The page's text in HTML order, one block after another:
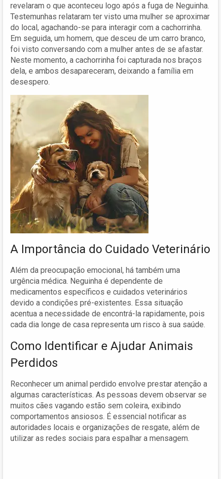
revelaram o que aconteceu logo após a fuga de Neguinha.
Testemunhas relataram ter visto uma mulher se aproximar
do local, agachando-se para interagir com a cachorrinha.
Em seguida, um homem, que desceu de um carro branco,
foi visto conversando com a mulher antes de se afastar.
Neste momento, a cachorrinha foi capturada nos braços
dela, e ambos desapareceram, deixando a família em
desespero.
A Importância do Cuidado Veterinário
Além da preocupação emocional, há também uma
urgência médica. Neguinha é dependente de
medicamentos específicos e cuidados veterinários
devido a condições pré-existentes. Essa situação
acentua a necessidade de encontrá-la rapidamente, pois
cada dia longe de casa representa um risco à sua saúde.
Como Identificar e Ajudar Animais
Perdidos
Reconhecer um animal perdido envolve prestar atenção a
algumas características. As pessoas devem observar se
muitos cães vagando estão sem coleira, exibindo
comportamentos ansiosos. É essencial notificar as
autoridades locais e organizações de resgate, além de
utilizar as redes sociais para espalhar a mensagem.